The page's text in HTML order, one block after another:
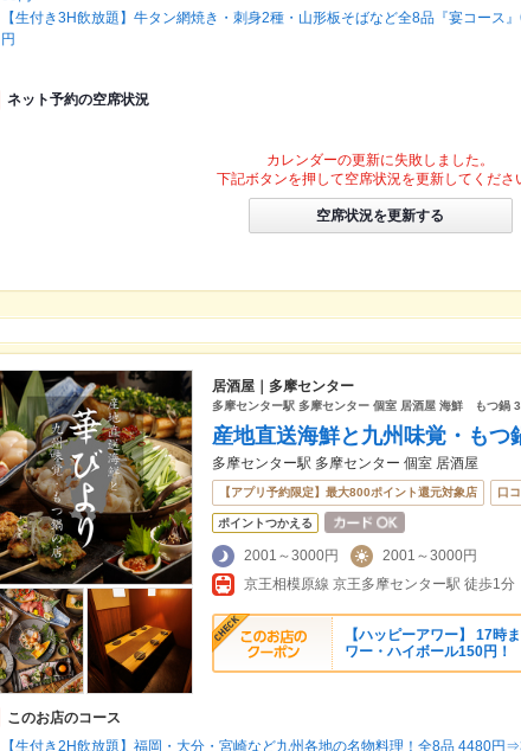
【生付き3H飲放題】牛タン網焼き・刺身2種・山形板そばなど全8品『宴コース
円
ネット予約の空席状況
カレンダーの更新に失敗しました。
下記ボタンを押して空席状況を更新してくださ
空席状況を更新する
居酒屋｜多摩センター
多摩センター駅 多摩センター 個室 居酒屋 海鮮 もつ鍋
産地直送海鮮と九州味覚・もつ
多摩センター駅 多摩センター 個室 居酒屋
【アプリ予約限定】最大800ポイント還元対象店 口
ポイントつかえる
2001～3000円
2001～3000円
京王相模原線 京王多摩センター駅 徒歩1分
【ハッピーアワー】 17時
ワー・ハイボール150円！
このお店のコース
【生付き2H飲放題】福岡・大分・宮崎など九州各地の名物料理！全8品 4480円